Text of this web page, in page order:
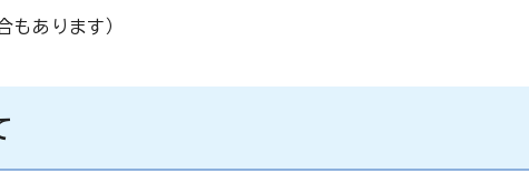
もあります）